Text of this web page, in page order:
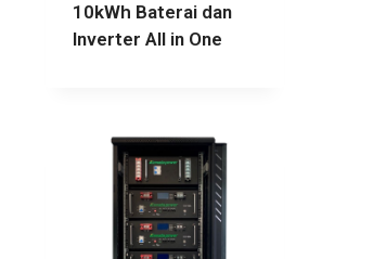
10kWh Baterai dan
Inverter All in One